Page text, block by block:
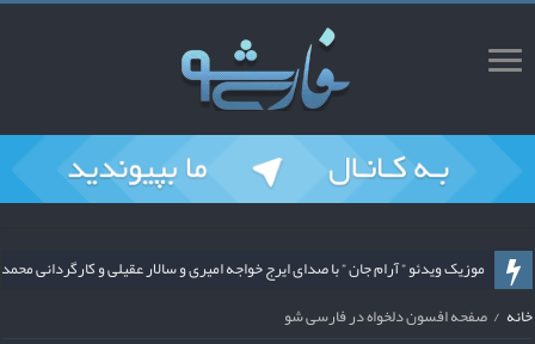
موزیک ویدئو ” آرام جان ” با صدای ایرج خواجه امیری و سالار عقیلی و
ریمیکس قطعه پشیمان با صدای محسن ملک پور و آهنگسازی محمد سیحونی از
خانه / صفحه افسون دلخواه در فارسی شو